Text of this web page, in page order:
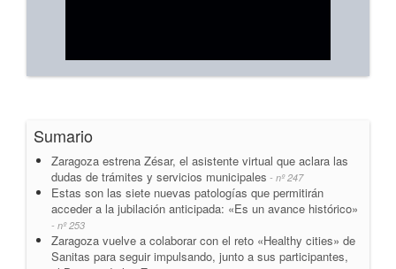
Sumario
Zaragoza estrena Zésar, el asistente virtual que aclara las
dudas de trámites y servicios municipales - nº 247
Estas son las siete nuevas patologías que permitirán
acceder a la jubilación anticipada: «Es un avance histórico»
- nº 253
Zaragoza vuelve a colaborar con el reto «Healthy cities» de
Sanitas para seguir impulsando, junto a sus participantes,